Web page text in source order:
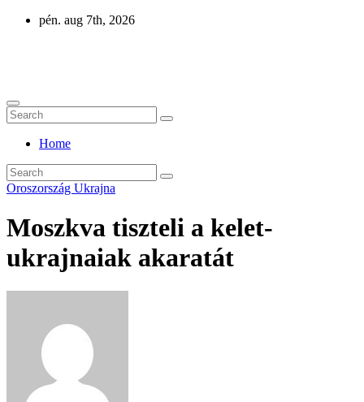
Skip
pén. aug 7th, 2026
Home
Oroszország Ukrajna
Moszkva tiszteli a kelet-
ukrajnaiak akaratát